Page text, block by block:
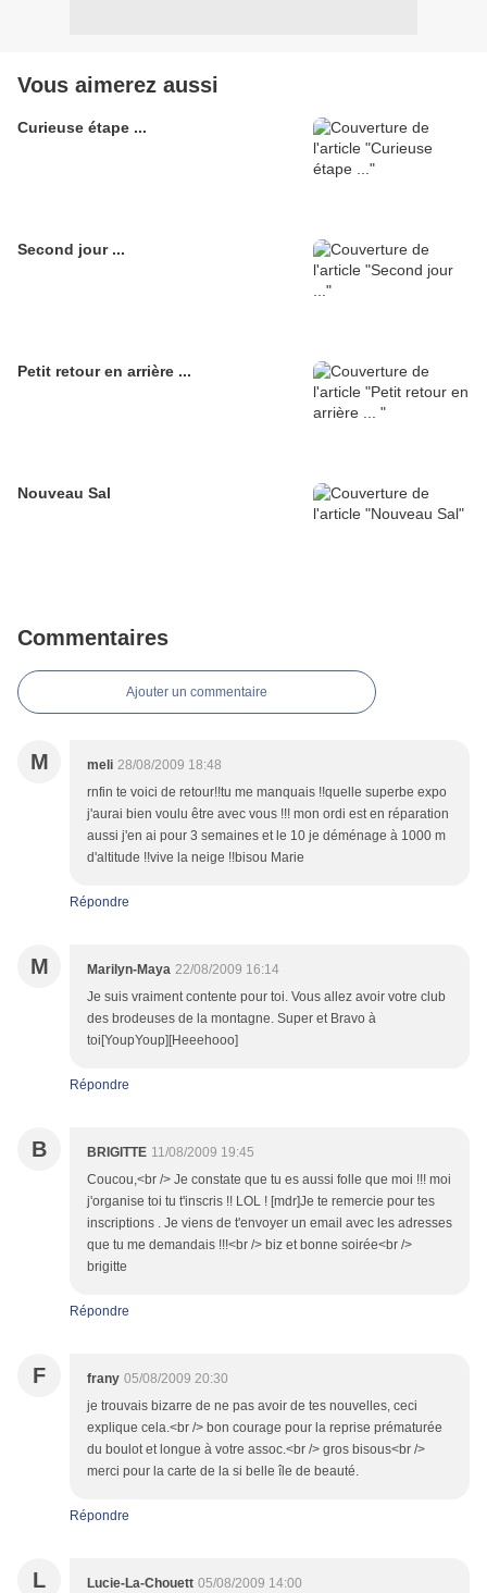
Vous aimerez aussi
Curieuse étape ...
Second jour ...
Petit retour en arrière ...
Nouveau Sal
Commentaires
Ajouter un commentaire
M meli 28/08/2009 18:48
rnfin te voici de retour!!tu me manquais !!quelle superbe expo
j'aurai bien voulu être avec vous !!! mon ordi est en réparation
aussi j'en ai pour 3 semaines et le 10 je déménage à 1000 m
d'altitude !!vive la neige !!bisou Marie
Répondre
M Marilyn-Maya 22/08/2009 16:14
Je suis vraiment contente pour toi. Vous allez avoir votre club
des brodeuses de la montagne. Super et Bravo à
toi[YoupYoup][Heeehooo]
Répondre
B BRIGITTE 11/08/2009 19:45
Coucou,<br /> Je constate que tu es aussi folle que moi !!! moi
j'organise toi tu t'inscris !! LOL ! [mdr]Je te remercie pour tes
inscriptions . Je viens de t'envoyer un email avec les adresses
que tu me demandais !!!<br /> biz et bonne soirée<br />
brigitte
Répondre
F frany 05/08/2009 20:30
je trouvais bizarre de ne pas avoir de tes nouvelles, ceci
explique cela.<br /> bon courage pour la reprise prématurée
du boulot et longue à votre assoc.<br /> gros bisous<br />
merci pour la carte de la si belle île de beauté.
Répondre
L Lucie-La-Chouett 05/08/2009 14:00